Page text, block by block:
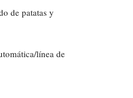
de patatas y
línea de